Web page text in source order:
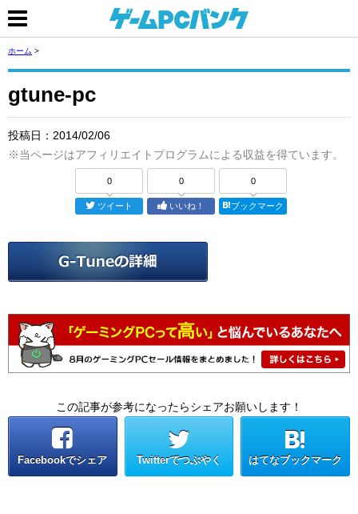
ホーム >
gtune-pc
投稿日： 2014/02/06
※当ページはアフィリエイトプログラムによる収益を得ています。
0
ツイート
0
いいね！
0
ブックマーク
この記事が参考になったらシェアお願いします！
Facebookでシェア Twitterでつぶやく はてなブックマーク